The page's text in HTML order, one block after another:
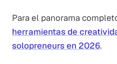
Para el panorama
herramientas de
solopreneurs en 2026.